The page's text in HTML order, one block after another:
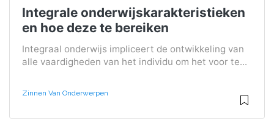
Integrale onderwijskarakteristieken
en hoe deze te bereiken
Integraal onderwijs impliceert de ontwikkeling van
alle vaardigheden van het individu om het voor te...
Zinnen Van Onderwerpen